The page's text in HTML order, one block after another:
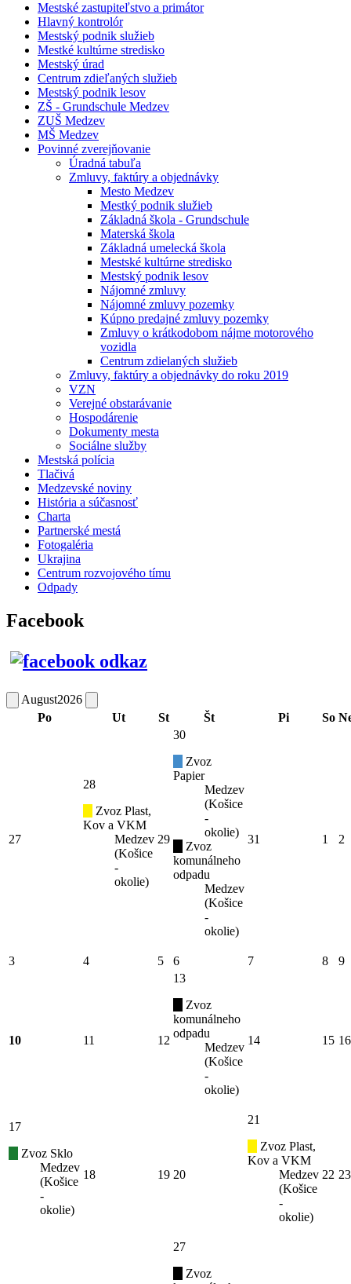
Mestské zastupiteľstvo a primátor
Hlavný kontrolór
Mestský podnik služieb
Mestké kultúrne stredisko
Mestský úrad
Centrum zdieľaných služieb
Mestský podnik lesov
ZŠ - Grundschule Medzev
ZUŠ Medzev
MŠ Medzev
Povinné zverejňovanie
Úradná tabuľa
Zmluvy, faktúry a objednávky
Mesto Medzev
Mestký podnik služieb
Základná škola - Grundschule
Materská škola
Základná umelecká škola
Mestské kultúrne stredisko
Mestský podnik lesov
Nájomné zmluvy
Nájomné zmluvy pozemky
Kúpno predajné zmluvy pozemky
Zmluvy o krátkodobom nájme motorového
vozidla
Centrum zdielaných služieb
Zmluvy, faktúry a objednávky do roku 2019
VZN
Verejné obstarávanie
Hospodárenie
Dokumenty mesta
Sociálne služby
Mestská polícia
Tlačivá
Medzevské noviny
História a súčasnosť
Charta
Partnerské mestá
Fotogaléria
Ukrajina
Centrum rozvojového tímu
Odpady
Facebook
August2026
Po
Ut St Št Pi So
27
28
Zvoz Plast,
Kov a VKM
Medzev
(Košice
-
okolie)
29
30
Zvoz
Papier
Medzev
(Košice
-
okolie)
Zvoz
komunálneho
odpadu
Medzev
(Košice
-
okolie)
31 1 2
3 4 5 6 7 8 9
10 11 12
13
Zvoz
komunálneho
odpadu
Medzev
(Košice
-
okolie)
14 15 16
17
Zvoz Sklo
Medzev
(Košice
-
okolie)
18 19 20
21
Zvoz Plast,
Kov a VKM
Medzev
(Košice
-
okolie)
22 23
27
Zvoz